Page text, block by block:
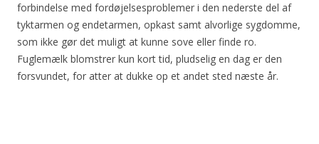
forbindelse med fordøjelsesproblemer i den nederste del af
tyktarmen og endetarmen, opkast samt alvorlige sygdomme,
som ikke gør det muligt at kunne sove eller finde ro.
Fuglemælk blomstrer kun kort tid, pludselig en dag er den
forsvundet, for atter at dukke op et andet sted næste år.